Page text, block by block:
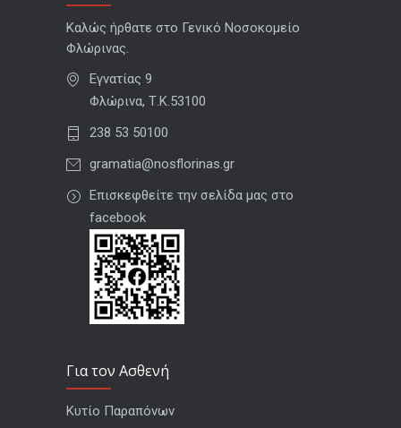
Καλώς ήρθατε στο Γενικό Νοσοκομείο
Φλώρινας.
Εγνατίας 9
Φλώρινα, Τ.Κ.53100
238 53 50100
gramatia@nosflorinas.gr
Επισκεφθείτε την σελίδα μας στο
facebook
Για τον Ασθενή
Κυτίο Παραπόνων